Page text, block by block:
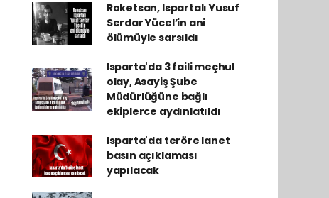
Roketsan, Ispartalı Yusuf
Serdar Yücel’in ani
ölümüyle sarsıldı
Isparta'da 3 faili meçhul
olay, Asayiş Şube
Müdürlüğüne bağlı
ekiplerce aydınlatıldı
Isparta'da teröre lanet
basın açıklaması
yapılacak